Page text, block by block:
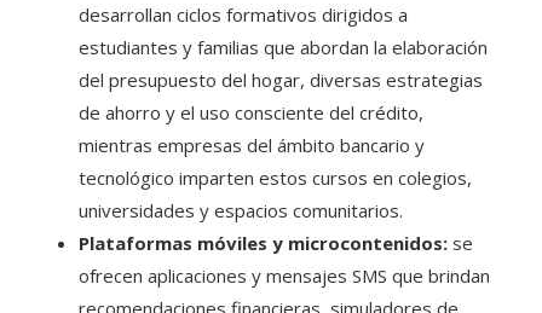
desarrollan ciclos formativos dirigidos a
estudiantes y familias que abordan la elaboración
del presupuesto del hogar, diversas estrategias
de ahorro y el uso consciente del crédito,
mientras empresas del ámbito bancario y
tecnológico imparten estos cursos en colegios,
universidades y espacios comunitarios.
Plataformas móviles y microcontenidos: se
ofrecen aplicaciones y mensajes SMS que brindan
recomendaciones financieras, simuladores de